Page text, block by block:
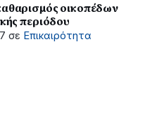
οικοπέδων
περιόδου
σε Επικαιρότητα